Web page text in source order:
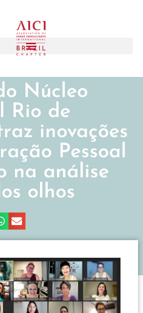
Núcleo
Rio de
inovações
Pessoal
na análise
olhos